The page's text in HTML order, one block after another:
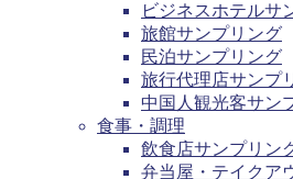
ビジネスホテルサ
旅館サンプリング
民泊サンプリング
旅行代理店サンプ
中国人観光客サン
食事・調理
飲食店サンプリン
弁当屋・テイクア